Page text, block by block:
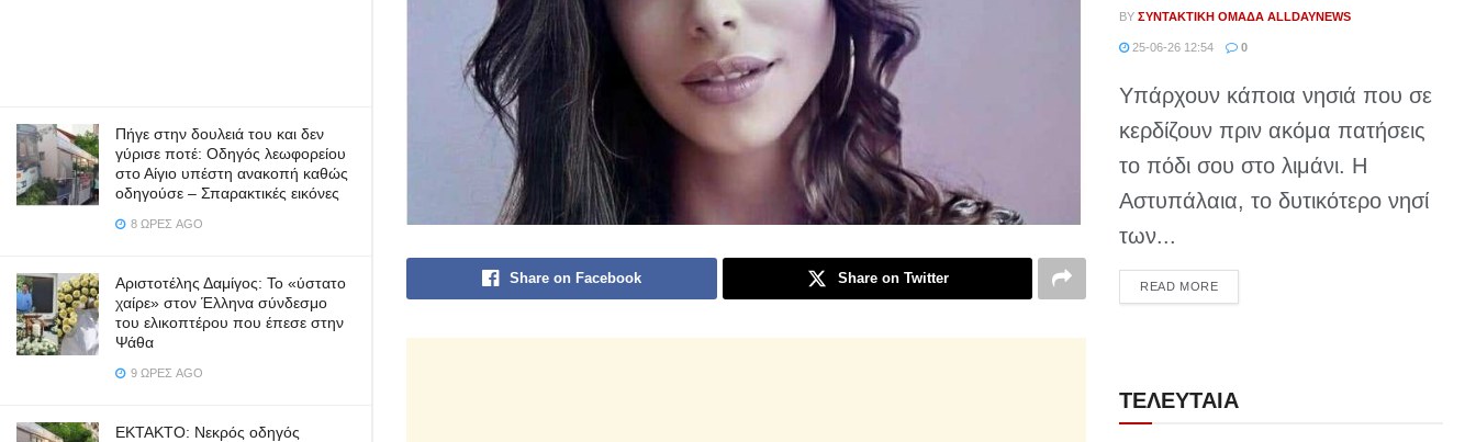
Πήγε στην δουλειά του και δεν
γύρισε ποτέ: Οδηγός λεωφορείου
στο Αίγιο υπέστη ανακοπή καθώς
οδηγούσε – Σπαρακτικές εικόνες
8 ΏΡΕΣ AGO
Αριστοτέλης Δαμίγος: Το «ύστατο
χαίρε» στον Έλληνα σύνδεσμο
του ελικοπτέρου που έπεσε στην
Ψάθα
9 ΏΡΕΣ AGO
ΕΚΤΑΚΤΟ: Νεκρός οδηγός
Share on Facebook Share on Twitter
BY ΣΥΝΤΑΚΤΙΚΉ ΟΜΆΔΑ ALLDAYNEWS
25-06-26 12:54 0
Υπάρχουν κάποια νησιά που σε
κερδίζουν πριν ακόμα πατήσεις
το πόδι σου στο λιμάνι. Η
Αστυπάλαια, το δυτικότερο νησί
των...
READ MOREDETAILS
ΤΕΛΕΥΤΑΙΑ